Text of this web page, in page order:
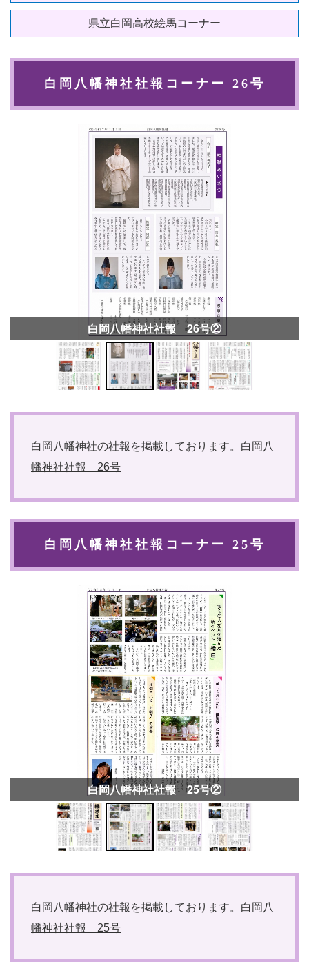
県立白岡高校絵馬コーナー
白岡八幡神社社報コーナー 26号
白岡八幡神社社報 26号②
白岡八幡神社の社報を掲載しております。 白岡八
幡神社社報 26号
白岡八幡神社社報コーナー 25号
白岡八幡神社社報 25号②
白岡八幡神社の社報を掲載しております。 白岡八
幡神社社報 25号